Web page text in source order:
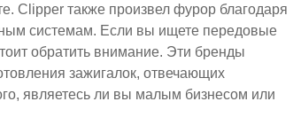
Clipper также произвел фурор благодаря
системам. Если вы ищете передовые
обратить внимание. Эти бренды
зажигалок, отвечающих
являетесь ли вы малым бизнесом или